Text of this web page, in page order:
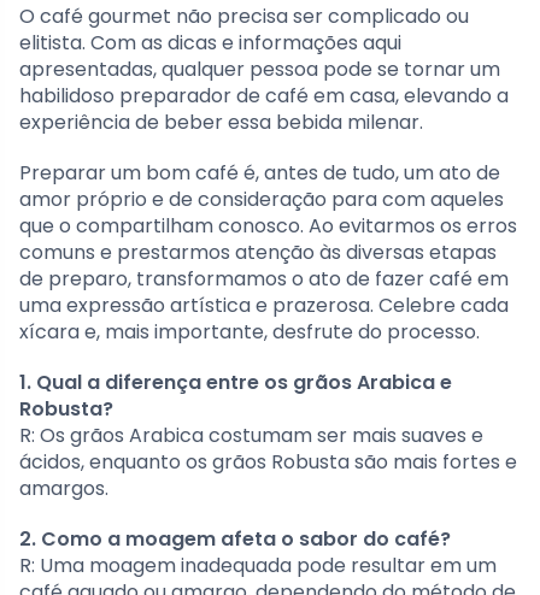
O café gourmet não precisa ser complicado ou
elitista. Com as dicas e informações aqui
apresentadas, qualquer pessoa pode se tornar um
habilidoso preparador de café em casa, elevando a
experiência de beber essa bebida milenar.
Preparar um bom café é, antes de tudo, um ato de
amor próprio e de consideração para com aqueles
que o compartilham conosco. Ao evitarmos os erros
comuns e prestarmos atenção às diversas etapas
de preparo, transformamos o ato de fazer café em
uma expressão artística e prazerosa. Celebre cada
xícara e, mais importante, desfrute do processo.
1. Qual a diferença entre os grãos Arabica e
Robusta?
R: Os grãos Arabica costumam ser mais suaves e
ácidos, enquanto os grãos Robusta são mais fortes e
amargos.
2. Como a moagem afeta o sabor do café?
R: Uma moagem inadequada pode resultar em um